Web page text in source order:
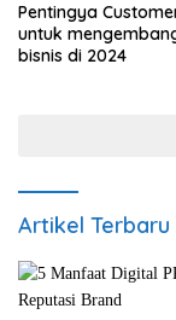
Pentingya
untuk
bisnis di 2024
Artikel Terbaru